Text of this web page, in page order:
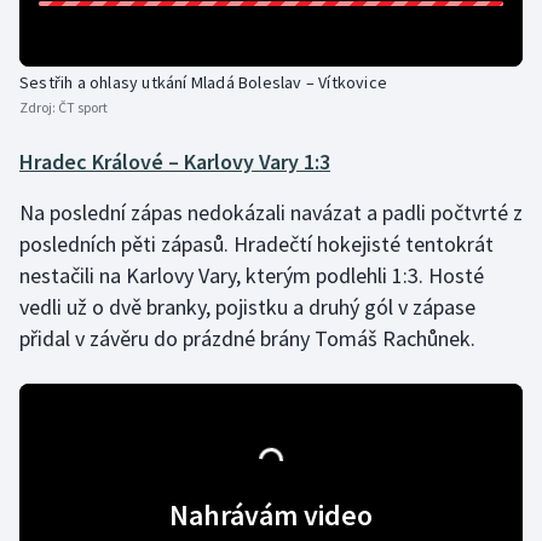
Olympijské hry
Parasport
Plavání
Plážový volejbal
Ragby
Sestřih a ohlasy utkání Mladá Boleslav – Vítkovice
Zdroj: ČT sport
Hradec Králové – Karlovy Vary 1:3
Na poslední zápas nedokázali navázat a padli počtvrté z
posledních pěti zápasů. Hradečtí hokejisté tentokrát
nestačili na Karlovy Vary, kterým podlehli 1:3. Hosté
vedli už o dvě branky, pojistku a druhý gól v zápase
přidal v závěru do prázdné brány Tomáš Rachůnek.
Nahrávám video